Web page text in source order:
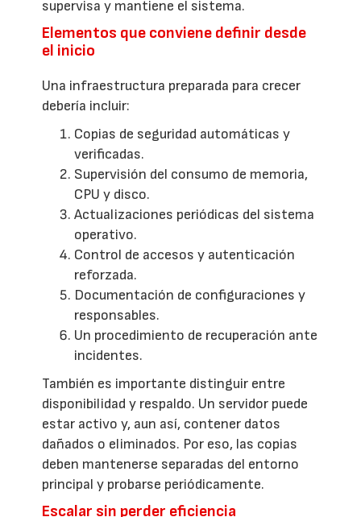
supervisa y mantiene el sistema.
Elementos que conviene definir desde
el inicio
Una infraestructura preparada para crecer
debería incluir:
Copias de seguridad automáticas y
verificadas.
Supervisión del consumo de memoria,
CPU y disco.
Actualizaciones periódicas del sistema
operativo.
Control de accesos y autenticación
reforzada.
Documentación de configuraciones y
responsables.
Un procedimiento de recuperación ante
incidentes.
También es importante distinguir entre
disponibilidad y respaldo. Un servidor puede
estar activo y, aun así, contener datos
dañados o eliminados. Por eso, las copias
deben mantenerse separadas del entorno
principal y probarse periódicamente.
Escalar sin perder eficiencia